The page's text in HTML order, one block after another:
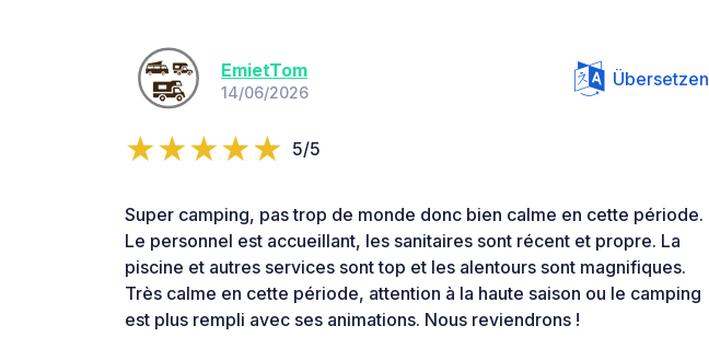
EmietTom
14/06/2026
Übersetzen
5/5
Super camping, pas trop de monde donc bien calme en cette période.
Le personnel est accueillant, les sanitaires sont récent et propre. La
piscine et autres services sont top et les alentours sont magnifiques.
Très calme en cette période, attention à la haute saison ou le camping
est plus rempli avec ses animations. Nous reviendrons !